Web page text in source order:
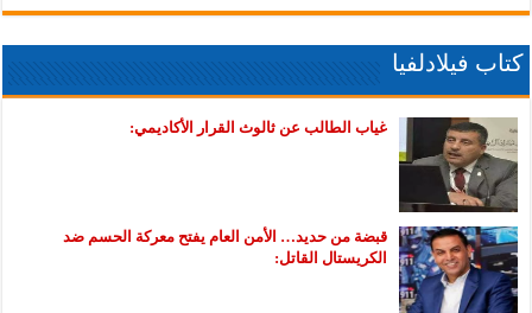
كتاب فيلادلفيا
غياب الطالب عن ثالوث القرار الأكاديمي:
قبضة من حديد… الأمن العام يفتح معركة الحسم ضد
الكريستال القاتل: